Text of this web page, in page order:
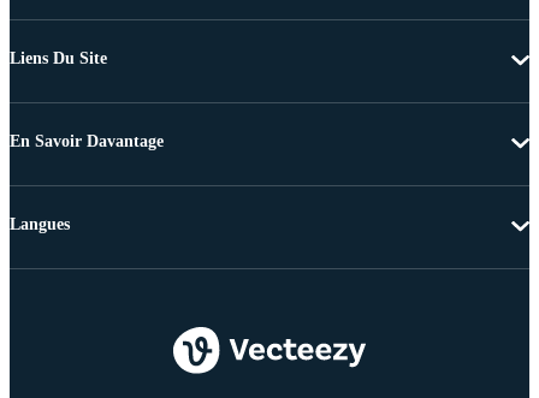
Liens Du Site
En Savoir Davantage
Langues